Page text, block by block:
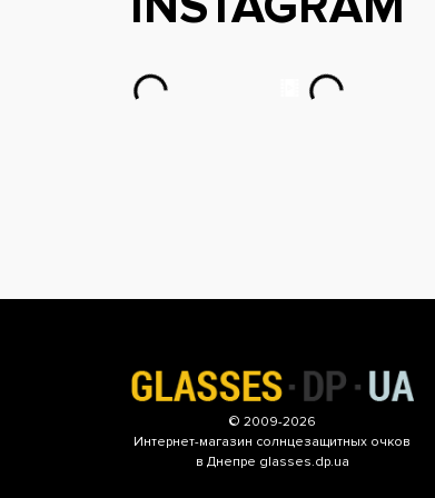
© 2009-2026
Интернет-магазин солнцезащитных очков
в Днепре glasses.dp.ua